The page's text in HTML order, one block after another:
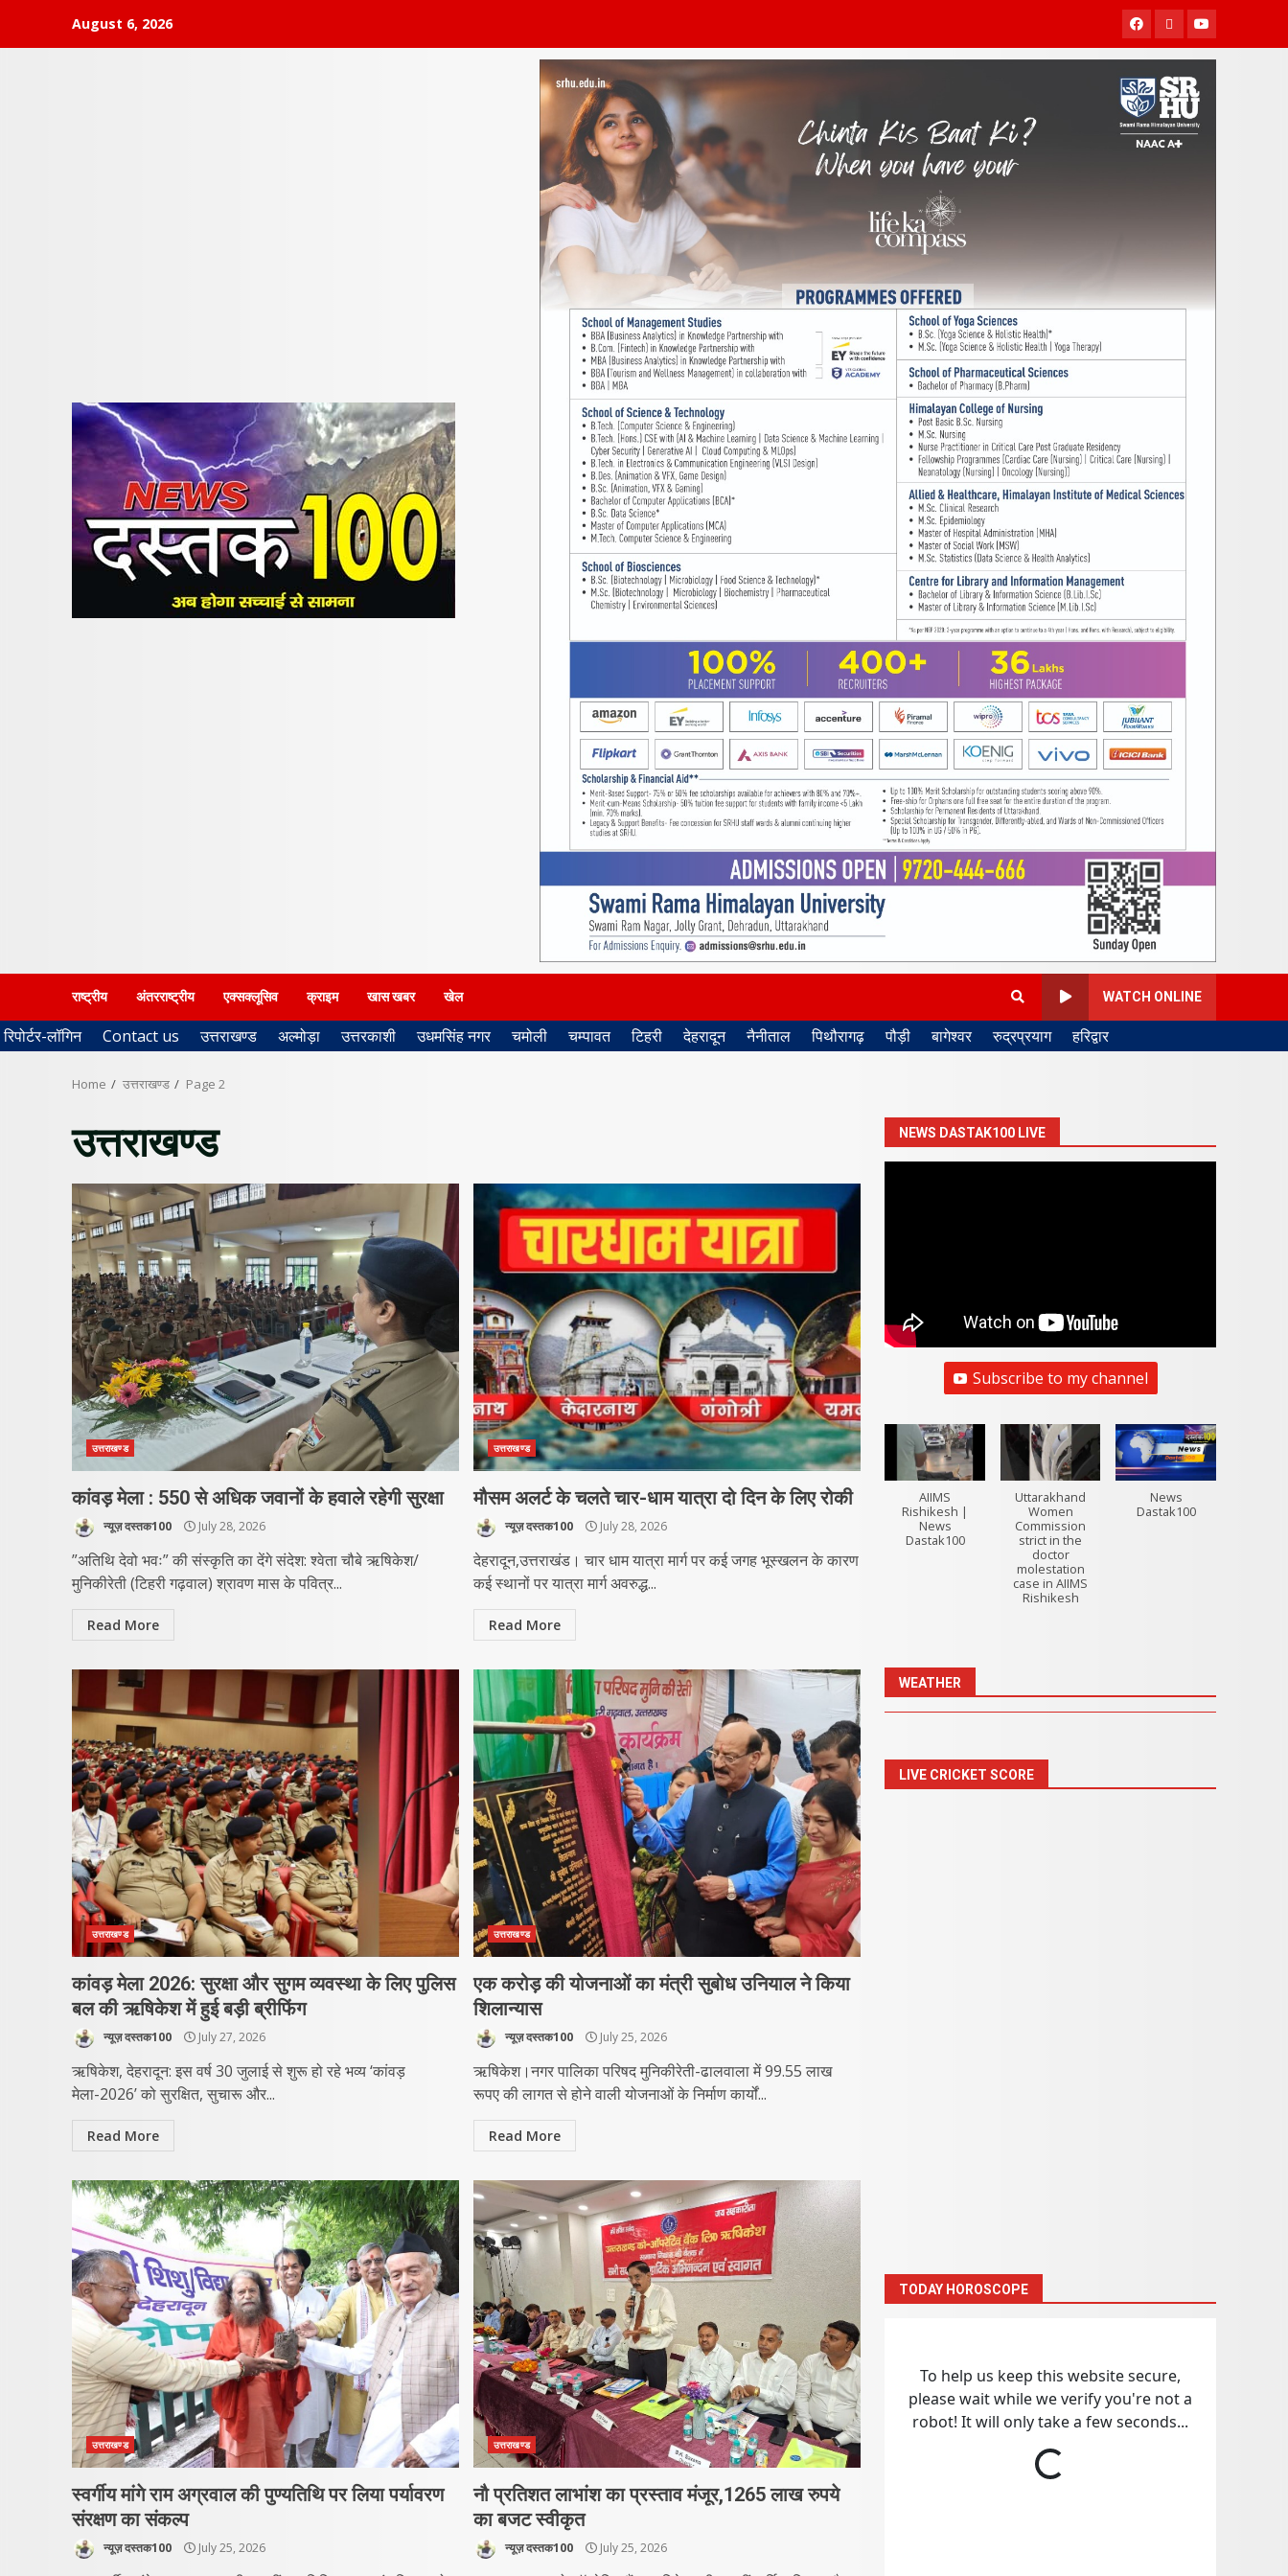
August 6, 2026 Facebook
TwitterYoutube
राष्ट्रीय अंतरराष्ट्रीय एक्सक्लूसिव क्राइम खास खबर खेल WATCH ONLINE
रिपोर्टर-लॉगिन Contact us उत्तराखण्ड अल्मोड़ा उत्तरकाशी उधमसिंह नगर चमोली चम्पावत टिहरी देहरादून नैनीताल पिथौरागढ़ पौड़ी बागेश्वर रुद्रप्रयाग हरिद्वार
Home उत्तराखण्ड Page 2
उत्तराखण्ड
उत्तराखण्ड
कांवड़ मेला : 550 से अधिक जवानों के हवाले रहेगी सुरक्षा
न्यूज़ दस्तक100 July 28, 2026
​”अतिथि देवो भवः” की संस्कृति का देंगे संदेश: श्वेता चौबे ​ऋषिकेश/
मुनिकीरेती (टिहरी गढ़वाल) ​श्रावण मास के पवित्र...
Read More
उत्तराखण्ड
मौसम अलर्ट के चलते चार-धाम यात्रा दो दिन के लिए रोकी
न्यूज़ दस्तक100 July 28, 2026
देहरादून,उत्तराखंड। चार धाम यात्रा मार्ग पर कई जगह भूस्खलन के कारण
कई स्थानों पर यात्रा मार्ग अवरुद्ध...
Read More
उत्तराखण्ड
​कांवड़ मेला 2026: सुरक्षा और सुगम व्यवस्था के लिए पुलिस
बल की ऋषिकेश में हुई बड़ी ब्रीफिंग
न्यूज़ दस्तक100 July 27, 2026
ऋषिकेश, देहरादून: इस वर्ष 30 जुलाई से शुरू हो रहे भव्य ‘कांवड़
मेला-2026’ को सुरक्षित, सुचारू और...
Read More
उत्तराखण्ड
एक करोड़ की योजनाओं का मंत्री सुबोध उनियाल ने किया
शिलान्यास
न्यूज़ दस्तक100 July 25, 2026
ऋषिकेश।नगर पालिका परिषद मुनिकीरेती-ढालवाला में 99.55 लाख
रूपए की लागत से होने वाली योजनाओं के निर्माण कार्यों...
Read More
उत्तराखण्ड
स्वर्गीय मांगे राम अग्रवाल की पुण्यतिथि पर लिया पर्यावरण
संरक्षण का संकल्प
न्यूज़ दस्तक100 July 25, 2026
उत्तराखण्ड
नौ प्रतिशत लाभांश का प्रस्ताव मंजूर,1265 लाख रुपये
का बजट स्वीकृत
न्यूज़ दस्तक100 July 25, 2026
NEWS DASTAK100 LIVE
Subscribe to my channel
AIIMS
Rishikesh |
News
Dastak100
Uttarakhand
Women
Commission
strict in the
doctor
molestation
case in AIIMS
Rishikesh
News
Dastak100
WEATHER
LIVE CRICKET SCORE
TODAY HOROSCOPE